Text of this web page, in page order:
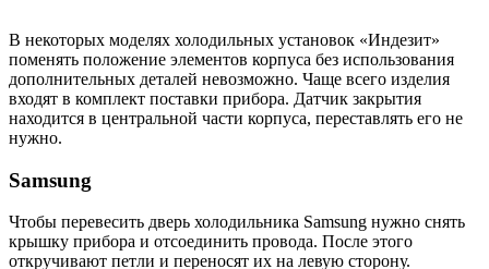
В некоторых моделях холодильных установок «Индезит»
поменять положение элементов корпуса без использования
дополнительных деталей невозможно. Чаще всего изделия
входят в комплект поставки прибора. Датчик закрытия
находится в центральной части корпуса, переставлять его не
нужно.
Samsung
Чтобы перевесить дверь холодильника Samsung нужно снять
крышку прибора и отсоединить провода. После этого
откручивают петли и переносят их на левую сторону.